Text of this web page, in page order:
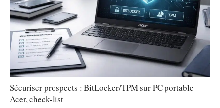
Sécuriser prospects : BitLocker/TPM sur PC portable
Acer, check-list